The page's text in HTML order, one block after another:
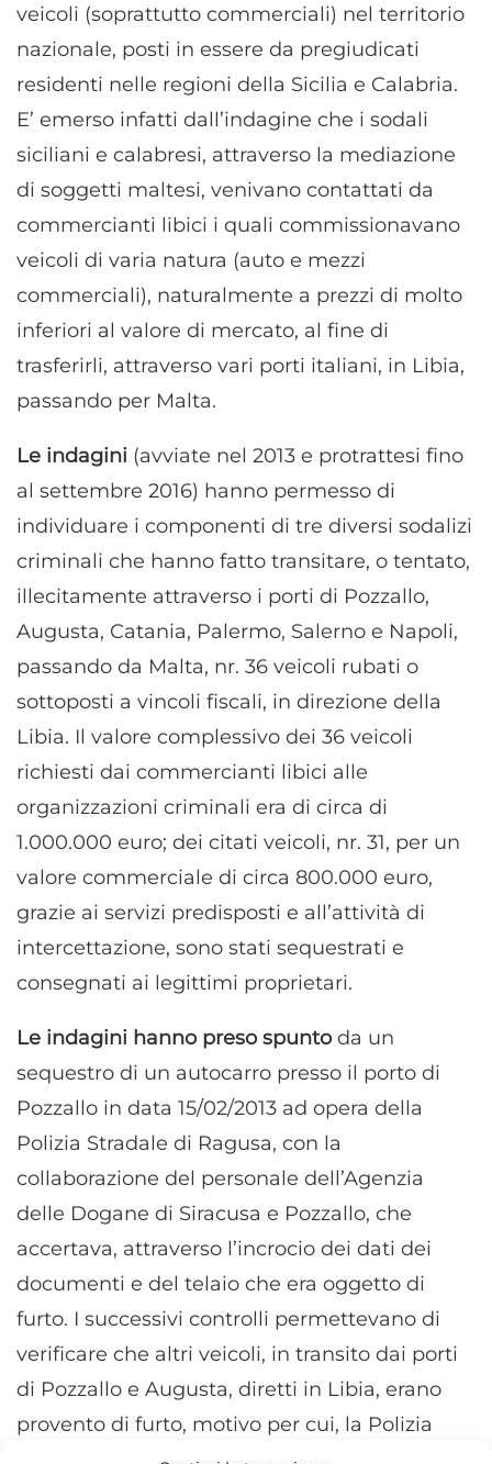
veicoli (soprattutto commerciali) nel territorio
nazionale, posti in essere da pregiudicati
residenti nelle regioni della Sicilia e Calabria.
E’ emerso infatti dall’indagine che i sodali
siciliani e calabresi, attraverso la mediazione
di soggetti maltesi, venivano contattati da
commercianti libici i quali commissionavano
veicoli di varia natura (auto e mezzi
commerciali), naturalmente a prezzi di molto
inferiori al valore di mercato, al fine di
trasferirli, attraverso vari porti italiani, in Libia,
passando per Malta.
Le indagini (avviate nel 2013 e protrattesi fino
al settembre 2016) hanno permesso di
individuare i componenti di tre diversi sodalizi
criminali che hanno fatto transitare, o tentato,
illecitamente attraverso i porti di Pozzallo,
Augusta, Catania, Palermo, Salerno e Napoli,
passando da Malta, nr. 36 veicoli rubati o
sottoposti a vincoli fiscali, in direzione della
Libia. Il valore complessivo dei 36 veicoli
richiesti dai commercianti libici alle
organizzazioni criminali era di circa di
1.000.000 euro; dei citati veicoli, nr. 31, per un
valore commerciale di circa 800.000 euro,
grazie ai servizi predisposti e all’attività di
intercettazione, sono stati sequestrati e
consegnati ai legittimi proprietari.
Le indagini hanno preso spuntoda un
sequestro di un autocarro presso il porto di
Pozzallo in data 15/02/2013 ad opera della
Polizia Stradale di Ragusa, con la
collaborazione del personale dell’Agenzia
delle Dogane di Siracusa e Pozzallo, che
accertava, attraverso l’incrocio dei dati dei
documenti e del telaio che era oggetto di
furto. I successivi controlli permettevano di
verificare che altri veicoli, in transito dai porti
di Pozzallo e Augusta, diretti in Libia, erano
provento di furto, motivo per cui, la Polizia